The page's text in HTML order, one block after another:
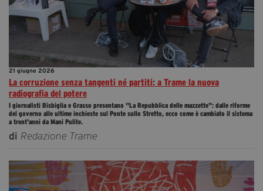
21 giugno 2026
La corruzione senza tangenti né partiti: a Trame la nuova
radiografia del potere
I giornalisti Bisbiglia e Grasso presentano "La Repubblica delle mazzette": dalle riforme
del governo alle ultime inchieste sul Ponte sullo Stretto, ecco come è cambiato il sistema
a trent'anni da Mani Pulite.
di Redazione Trame